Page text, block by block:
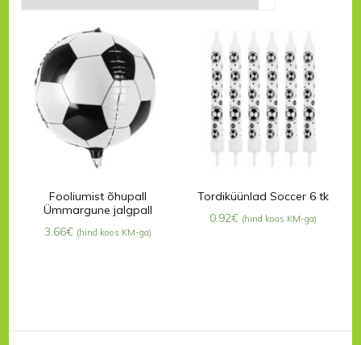
Fooliumist õhupall
Ümmargune jalgpall
3.66€ (hind koos KM-ga)
Tordiküünlad Soccer 6 tk
0.92€ (hind koos KM-ga)